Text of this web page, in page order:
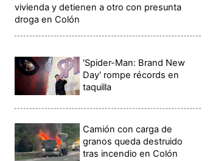
vivienda y detienen a otro con presunta
droga en Colón
'Spider-Man: Brand New
Day' rompe récords en
taquilla
Camión con carga de
granos queda destruido
tras incendio en Colón